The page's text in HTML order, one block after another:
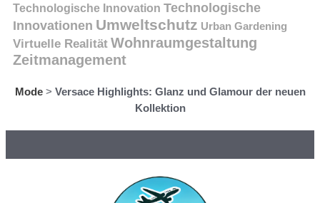
Technologische Innovation Technologische
Innovationen Umweltschutz Urban Gardening
Virtuelle Realität Wohnraumgestaltung
Zeitmanagement
Mode> Versace Highlights: Glanz und Glamour der neuen
Kollektion